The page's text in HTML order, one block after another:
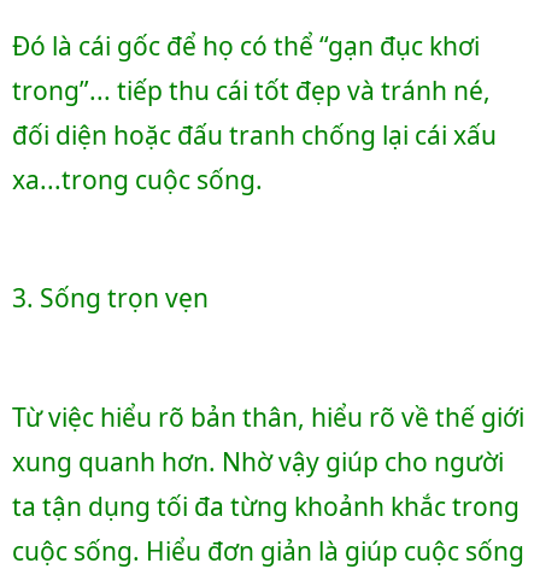
Đó là cái gốc để họ có thể “gạn đục khơi
trong”... tiếp thu cái tốt đẹp và tránh né,
đối diện hoặc đấu tranh chống lại cái xấu
xa...trong cuộc sống.
3. Sống trọn vẹn
Từ việc hiểu rõ bản thân, hiểu rõ về thế giới
xung quanh hơn. Nhờ vậy giúp cho người
ta tận dụng tối đa từng khoảnh khắc trong
cuộc sống. Hiểu đơn giản là giúp cuộc sống